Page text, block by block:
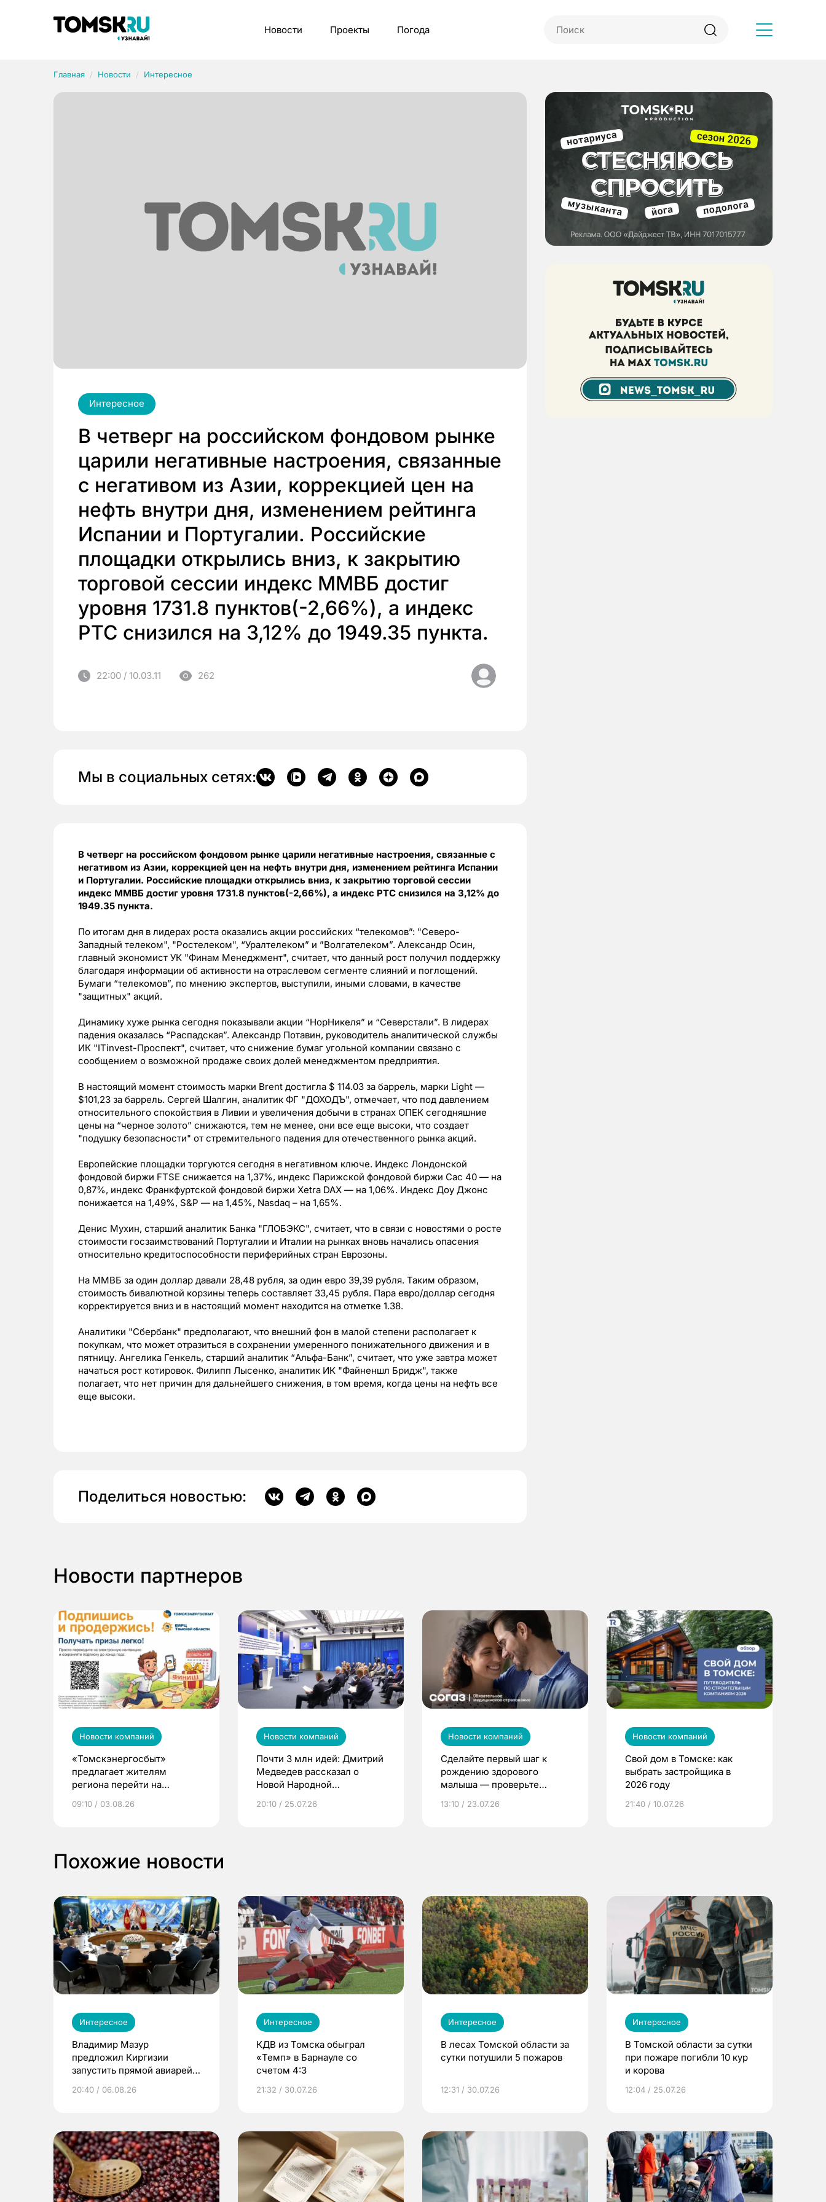
Новости Проекты Погода
Главная Новости Интересное
Интересное
В четверг на российском фондовом рынке
царили негативные настроения, связанные
с негативом из Азии, коррекцией цен на
нефть внутри дня, изменением рейтинга
Испании и Португалии. Российские
площадки открылись вниз, к закрытию
торговой сессии индекс ММВБ достиг
уровня 1731.8 пунктов(-2,66%), а индекс
РТС снизился на 3,12% до 1949.35 пункта.
22:00 / 10.03.11 262
Мы в социальных сетях:
В четверг на российском фондовом рынке царили негативные настроения, связанные с
негативом из Азии, коррекцией цен на нефть внутри дня, изменением рейтинга Испании
и Португалии. Российские площадки открылись вниз, к закрытию торговой сессии
индекс ММВБ достиг уровня 1731.8 пунктов(-2,66%), а индекс РТС снизился на 3,12% до
1949.35 пункта.
По итогам дня в лидерах роста оказались акции российских “телекомов”: "Северо-
Западный телеком", "Ростелеком", “Уралтелеком” и ”Волгателеком”. Александр Осин,
главный экономист УК "Финам Менеджмент", считает, что данный рост получил поддержку
благодаря информации об активности на отраслевом сегменте слияний и поглощений.
Бумаги “телекомов”, по мнению экспертов, выступили, иными словами, в качестве
"защитных" акций.
Динамику хуже рынка сегодня показывали акции “НорНикеля” и “Северстали”. В лидерах
падения оказалась “Распадская”. Александр Потавин, руководитель аналитической службы
ИК "ITinvest-Проспект", считает, что снижение бумаг угольной компании связано с
сообщением о возможной продаже своих долей менеджментом предприятия.
В настоящий момент стоимость марки Brent достигла $ 114.03 за баррель, марки Light —
$101,23 за баррель. Сергей Шалгин, аналитик ФГ "ДОХОДЪ", отмечает, что под давлением
относительного спокойствия в Ливии и увеличения добычи в странах ОПЕК сегодняшние
цены на “черное золото” снижаются, тем не менее, они все еще высоки, что создает
"подушку безопасности" от стремительного падения для отечественного рынка акций.
Европейские площадки торгуются сегодня в негативном ключе. Индекс Лондонской
фондовой биржи FTSE снижается на 1,37%, индекс Парижской фондовой биржи Сас 40 — на
0,87%, индекс Франкфуртской фондовой биржи Xetra DAX — на 1,06%. Индекс Доу Джонс
понижается на 1,49%, S&P — на 1,45%, Nasdaq – на 1,65%.
Денис Мухин, старший аналитик Банка "ГЛОБЭКС", считает, что в связи с новостями о росте
стоимости госзаимствований Португалии и Италии на рынках вновь начались опасения
относительно кредитоспособности периферийных стран Еврозоны.
На ММВБ за один доллар давали 28,48 рубля, за один евро 39,39 рубля. Таким образом,
стоимость бивалютной корзины теперь составляет 33,45 рубля. Пара евро/доллар сегодня
корректируется вниз и в настоящий момент находится на отметке 1.38.
Аналитики "Сбербанк" предполагают, что внешний фон в малой степени располагает к
покупкам, что может отразиться в сохранении умеренного понижательного движения и в
пятницу. Ангелика Генкель, старший аналитик “Альфа-Банк”, считает, что уже завтра может
начаться рост котировок. Филипп Лысенко, аналитик ИК "Файненшл Бридж", также
полагает, что нет причин для дальнейшего снижения, в том время, когда цены на нефть все
еще высоки.
Поделиться новостью:
Новости партнеров
Новости компаний
«Томскэнергосбыт»
предлагает жителям
региона перейти на
выиграть призы
09:10 / 03.08.26
Новости компаний
Почти 3 млн идей: Дмитрий
Медведев рассказал о
Новой Народной
20:10 / 25.07.26
Новости компаний
Сделайте первый шаг к
рождению здорового
малыша — проверьте
по ОМС!
13:10 / 23.07.26
Новости компаний
Свой дом в Томске: как
выбрать застройщика в
2026 году
21:40 / 10.07.26
Похожие новости
Интересное
Владимир Мазур
предложил Киргизии
запустить прямой авиарейс
20:40 / 06.08.26
Интересное
КДВ из Томска обыграл
«Темп» в Барнауле со
счетом 4:3
21:32 / 30.07.26
Интересное
В лесах Томской области за
сутки потушили 5 пожаров
12:31 / 30.07.26
Интересное
В Томской области за сутки
при пожаре погибли 10 кур
и корова
12:04 / 25.07.26
Рубрики